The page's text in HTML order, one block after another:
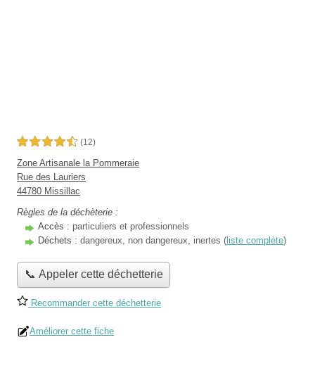
4,5 étoiles sur 5 (12)
Zone Artisanale la Pommeraie
Rue des Lauriers
44780 Missillac
Règles de la déchèterie :
Accès : particuliers et professionnels
Déchets : dangereux, non dangereux, inertes ( liste complète)
📞 Appeler cette déchetterie
Recommander cette déchetterie
Améliorer cette fiche